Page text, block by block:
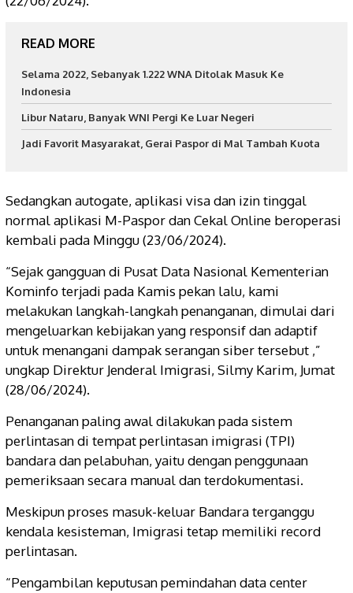
READ MORE
Selama 2022, Sebanyak 1.222 WNA Ditolak Masuk Ke
Indonesia
Libur Nataru, Banyak WNI Pergi Ke Luar Negeri
Jadi Favorit Masyarakat, Gerai Paspor di Mal Tambah Kuota
Sedangkan autogate, aplikasi visa dan izin tinggal
normal aplikasi M-Paspor dan Cekal Online beroperasi
kembali pada Minggu (23/06/2024).
“Sejak gangguan di Pusat Data Nasional Kementerian
Kominfo terjadi pada Kamis pekan lalu, kami
melakukan langkah-langkah penanganan, dimulai dari
mengeluarkan kebijakan yang responsif dan adaptif
untuk menangani dampak serangan siber tersebut ,”
ungkap Direktur Jenderal Imigrasi, Silmy Karim, Jumat
(28/06/2024).
Penanganan paling awal dilakukan pada sistem
perlintasan di tempat perlintasan imigrasi (TPI)
bandara dan pelabuhan, yaitu dengan penggunaan
pemeriksaan secara manual dan terdokumentasi.
Meskipun proses masuk-keluar Bandara terganggu
kendala kesisteman, Imigrasi tetap memiliki record
perlintasan.
“Pengambilan keputusan pemindahan data center